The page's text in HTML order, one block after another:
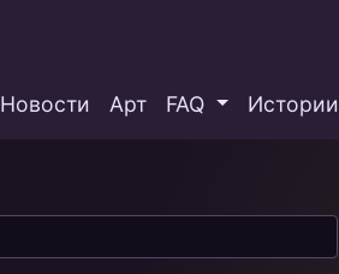
Новости Арт FAQ Истории